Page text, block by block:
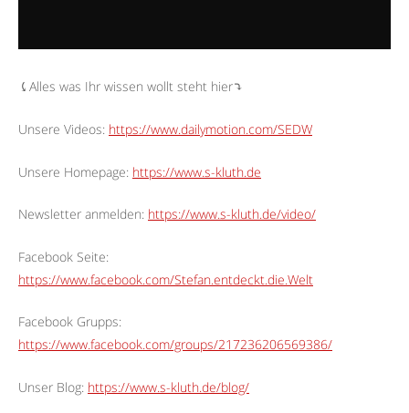
⤹Alles was Ihr wissen wollt steht hier⤵︎
Unsere Videos: https://www.dailymotion.com/SEDW
Unsere Homepage: https://www.s-kluth.de
Newsletter anmelden: https://www.s-kluth.de/video/
Facebook Seite:
https://www.facebook.com/Stefan.entdeckt.die.Welt
Facebook Grupps:
https://www.facebook.com/groups/217236206569386/
Unser Blog: https://www.s-kluth.de/blog/